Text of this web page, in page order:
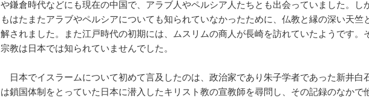
や鎌倉時代などにも現在の中国で、アラブ人やペルシア人たちとも出会っていました。し
もはたまたアラブやペルシアについても知られていなかったために、仏教と縁の深い天竺
解されました。また江戸時代の初期には、ムスリムの商人が長崎を訪れていたようです。
宗教は日本では知られていませんでした。
日本でイスラームについて初めて言及したのは、政治家であり朱子学者であった新井白
は鎖国体制をとっていた日本に潜入したキリスト教の宣教師を尋問し、その記録のなかで